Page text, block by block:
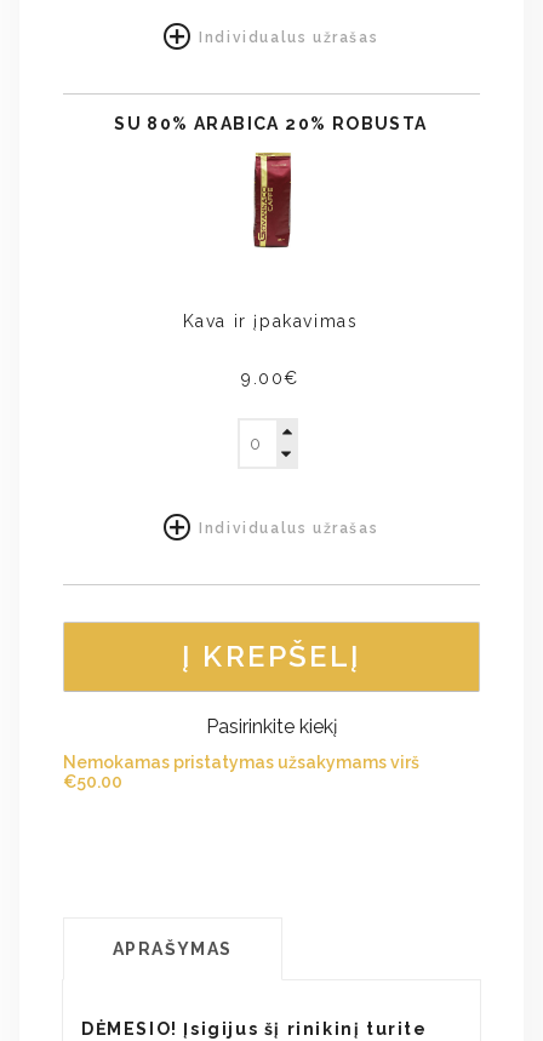
Individualus užrašas
SU 80% ARABICA 20% ROBUSTA
Kava ir įpakavimas
9.00€
Individualus užrašas
Į KREPŠELĮ
Nemokamas pristatymas užsakymams virš
€50.00
Pasirinkite kiekį
APRAŠYMAS
DĖMESIO! Įsigijus šį rinikinį turite